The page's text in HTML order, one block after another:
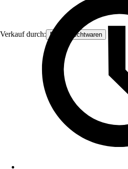
Verkauf durch: Frank Flechtwaren